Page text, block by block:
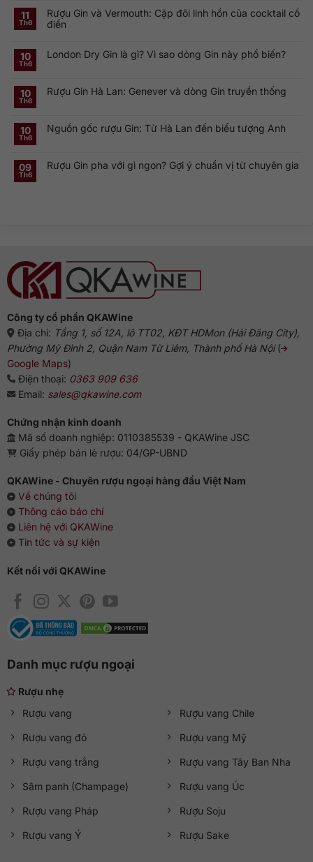
bình
luận
ở
Vodka:
Nga
nổi
11
Th6
Rượu Gin và Vermouth: Cặp đôi linh hồn của cocktail cổ
điển
bình
luận
và
Vermouth:
hồn
của
10
Th6
London Dry Gin là gì? Vì sao dòng Gin này phổ biến?
luận
ở
là
Gin
10
Th6
Rượu Gin Hà Lan: Genever và dòng Gin truyền thống
luận
ở
Lan:
Genever
10
Th6
Nguồn gốc rượu Gin: Từ Hà Lan đến biểu tượng Anh
luận
ở
09
Th6
Rượu Gin pha với gì ngon? Gợi ý chuẩn vị từ chuyên gia
Gợi
ý
chuẩn
vị
từ
chuyên
Công ty cổ phần QKAWine
Địa chỉ: Tầng 1, số 12A, lô TT02, KĐT HDMon (Hải Đăng City),
Phường Mỹ Đình 2, Quận Nam Từ Liêm, Thành phố Hà Nội(
Google Maps)
Điện thoại: 0363 909 636
Email: sales@qkawine.com
Chứng nhận kinh doanh
Mã số doanh nghiệp: 0110385539 - QKAWine JSC
Giấy phép bán lẻ rượu: 04/GP-UBND
QKAWine - Chuyên rượu ngoại hàng đầu Việt Nam
Về chúng tôi
Thông cáo báo chí
Liên hệ với QKAWine
Tin tức và sự kiện
Kết nối với QKAWine
Danh mục rượu ngoại
Rượu nhẹ
Rượu vang
Rượu vang đỏ
Rượu vang trắng
Sâm panh (Champage)
Rượu vang Pháp
Rượu vang Ý
Rượu vang Chile
Rượu vang Mỹ
Rượu vang Tây Ban Nha
Rượu vang Úc
Rượu Soju
Rượu Sake